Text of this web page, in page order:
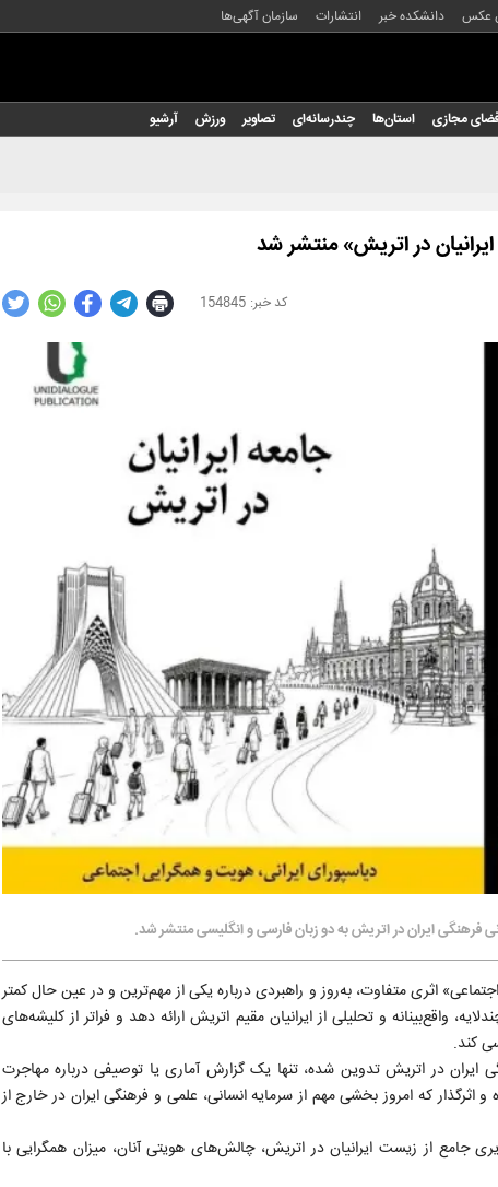
عکس دانشکده خبر انتشارات سازمان آگهی‌ها
مجازی استان‌ها چندرسانه‌ای تصاویر ورزش آرشیو
در اتریش» منتشر شد
154845
فرهنگی ایران در اتریش به دو زبان فارسی و انگلیسی منتشر شد.
اثری متفاوت، به‌روز و راهبردی درباره یکی از مهم‌ترین و در عین حال کمتر
واقع‌بینانه و تحلیلی از ایرانیان مقیم اتریش ارائه دهد و فراتر از کلیشه‌های
کند.
ایران در اتریش تدوین شده، تنها یک گزارش آماری یا توصیفی درباره مهاجرت
که امروز بخشی مهم از سرمایه انسانی، علمی و فرهنگی ایران در خارج از
جامع از زیست ایرانیان در اتریش، چالش‌های هویتی آنان، میزان همگرایی با